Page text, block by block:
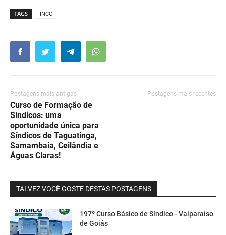
TAGS INCC
Postagens mais antigas
Curso de Formação de
Síndicos: uma
oportunidade única para
Síndicos de Taguatinga,
Samambaia, Ceilândia e
Águas Claras!
Postagens mais recentes
TALVEZ VOCÊ GOSTE DESTAS POSTAGENS
197º Curso Básico de Síndico - Valparaíso
de Goiás